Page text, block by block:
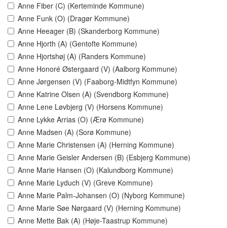
Anne Fiber (C) (Kerteminde Kommune)
Anne Funk (O) (Dragør Kommune)
Anne Heeager (B) (Skanderborg Kommune)
Anne Hjorth (A) (Gentofte Kommune)
Anne Hjortshøj (A) (Randers Kommune)
Anne Honoré Østergaard (V) (Aalborg Kommune)
Anne Jørgensen (V) (Faaborg-Midtfyn Kommune)
Anne Katrine Olsen (A) (Svendborg Kommune)
Anne Lene Løvbjerg (V) (Horsens Kommune)
Anne Lykke Arrias (O) (Ærø Kommune)
Anne Madsen (A) (Sorø Kommune)
Anne Marie Christensen (A) (Herning Kommune)
Anne Marie Geisler Andersen (B) (Esbjerg Kommune)
Anne Marie Hansen (O) (Kalundborg Kommune)
Anne Marie Lyduch (V) (Greve Kommune)
Anne Marie Palm-Johansen (O) (Nyborg Kommune)
Anne Marie Søe Nørgaard (V) (Herning Kommune)
Anne Mette Bak (A) (Høje-Taastrup Kommune)